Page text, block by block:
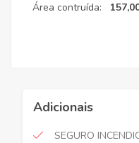
Área contruída:
Adicionais
SEGURO